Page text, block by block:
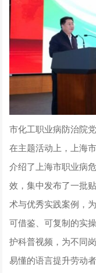
市化工职业病防治院
在主题活动上，上海
介绍了上海市职业病
效，集中发布了一批
术与优秀实践案例，
可借鉴、可复制的实
护科普视频，为不同
易懂的语言提升劳动